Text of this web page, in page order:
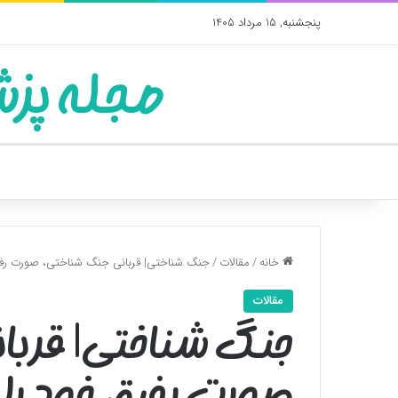
پنجشنبه, 15 مرداد 1405
مجله
خانه/مقالات/جنگ شناختی| قربانی جنگ شناختی، صورت
مقالات
جنگ شناختی|